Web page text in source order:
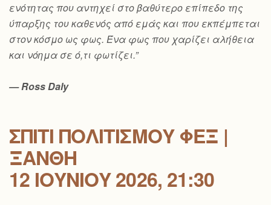
ενότητας που αντηχεί στο βαθύτερο επίπεδο της
ύπαρξης του καθενός από εμάς και που εκπέμπεται
στον κόσμο ως φως. Ένα φως που χαρίζει αλήθεια
και νόημα σε ό,τι φωτίζει.”
— Ross Daly
ΣΠΊΤΙ ΠΟΛΙΤΙΣΜΟΎ ΦΕΞ |
ΞΆΝΘΗ
12 ΙΟΥΝΊΟΥ 2026, 21:30